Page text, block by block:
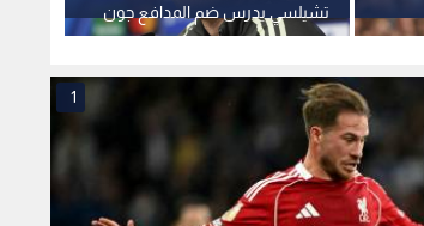
تشيلسي يدرس ضم المدافع جون
ستونز
1